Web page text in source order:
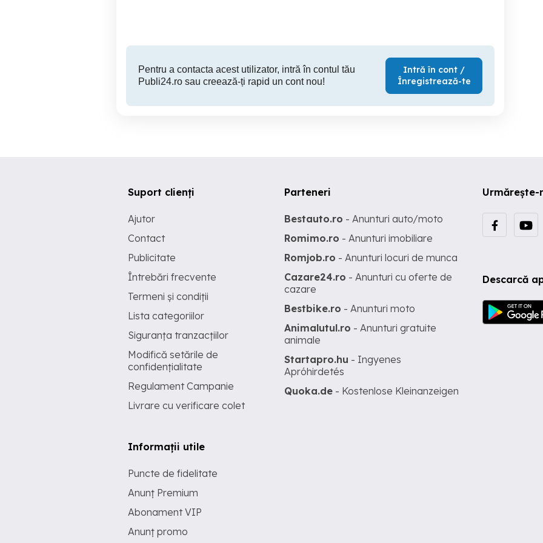
Pentru a contacta acest utilizator, intră în contul tău
Publi24.ro sau creează-ți rapid un cont nou!
Intră în cont /
Înregistrează-te
Urmărește-
Descarcă
Suport clienți
Ajutor
Contact
Publicitate
Întrebări frecvente
Termeni și condiții
Lista categoriilor
Siguranța tranzacțiilor
Modifică setările de
confidențialitate
Regulament Campanie
Livrare cu verificare colet
Informații utile
Puncte de fidelitate
Anunț Premium
Abonament VIP
Anunț promo
Parteneri
Bestauto.ro - Anunturi auto/moto
Romimo.ro - Anunturi imobiliare
Romjob.ro - Anunturi locuri de munca
Cazare24.ro - Anunturi cu oferte de
cazare
Bestbike.ro - Anunturi moto
Animalutul.ro - Anunturi gratuite
animale
Startapro.hu - Ingyenes
Apróhirdetés
Quoka.de - Kostenlose Kleinanzeigen